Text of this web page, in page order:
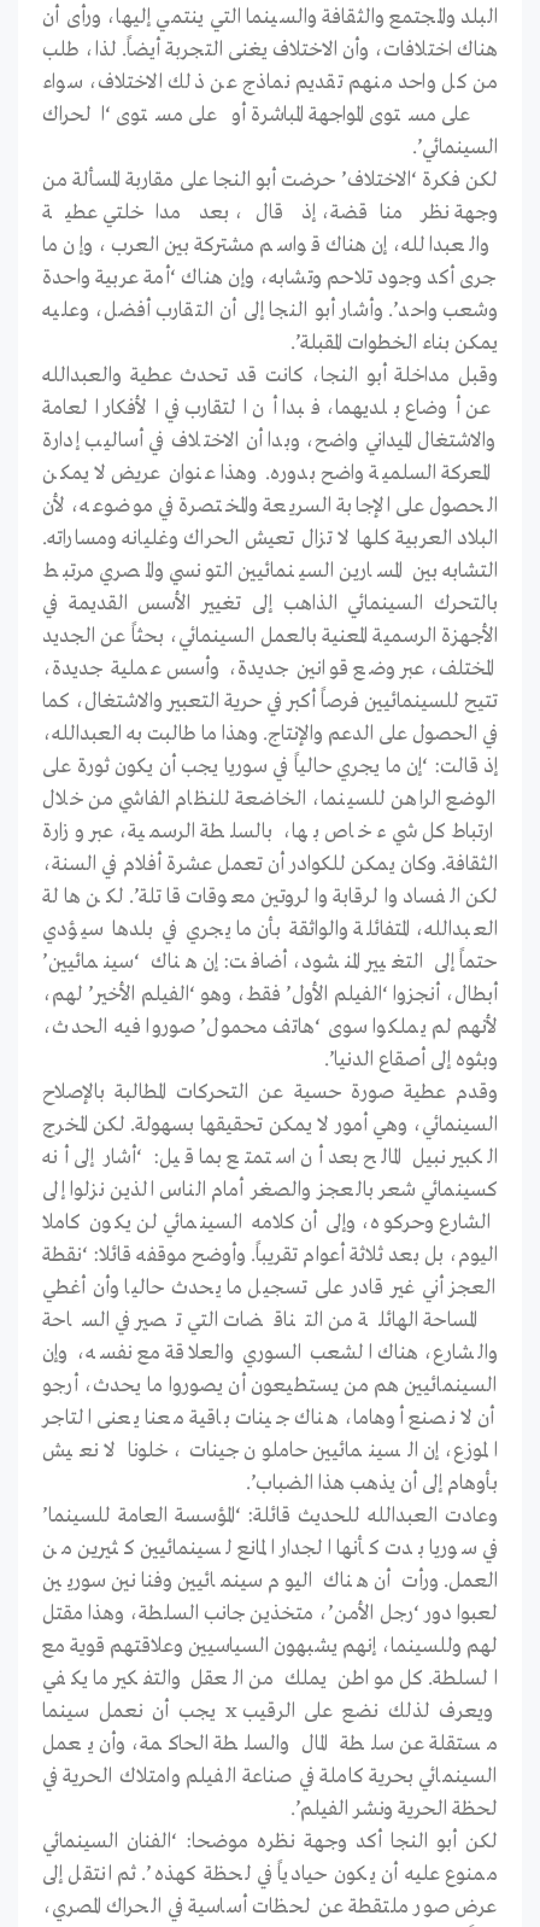
البلد والمجتمع والثقافة والسينما التي ينتمي إليها، ورأى أن
هناك اختلافات، وأن الاختلاف يغنى التجربة أيضاً. لذا، طلب
من كل واحد منهم تقديم نماذج عن ذلك الاختلاف، سواء
على مستوى المواجهة المباشرة أو على مستوى ‘الحراك
السينمائي’.
لكن فكرة ‘الاختلاف’ حرضت أبو النجا على مقاربة المسألة من
وجهة نظر مناقضة، إذ قال، بعد مداخلتي عطية
والعبدالله، إن هناك قواسم مشتركة بين العرب، وإن ما
جرى أكد وجود تلاحم وتشابه، وإن هناك ‘أمة عربية واحدة
وشعب واحد’. وأشار أبو النجا إلى أن التقارب أفضل، وعليه
يمكن بناء الخطوات المقبلة’.
وقبل مداخلة أبو النجا، كانت قد تحدث عطية والعبدالله
عن أوضاع بلديهما، فبدا أن التقارب في الأفكار العامة
والاشتغال الميداني واضح، وبدا أن الاختلاف في أساليب إدارة
المعركة السلمية واضح بدوره. وهذا عنوان عريض لا يمكن
الحصول على الإجابة السريعة والمختصرة في موضوعه، لأن
البلاد العربية كلها لا تزال تعيش الحراك وغليانه ومساراته.
التشابه بين المسارين السينمائيين التونسي والمصري مرتبط
بالتحرك السينمائي الذاهب إلى تغيير الأسس القديمة في
الأجهزة الرسمية المعنية بالعمل السينمائي، بحثاً عن الجديد
المختلف، عبر وضع قوانين جديدة، وأسس عملية جديدة،
تتيح للسينمائيين فرصاً أكبر في حرية التعبير والاشتغال، كما
في الحصول على الدعم والإنتاج. وهذا ما طالبت به العبدالله،
إذ قالت: ‘إن ما يجري حالياً في سوريا يجب أن يكون ثورة على
الوضع الراهن للسينما، الخاضعة للنظام الفاشي من خلال
ارتباط كل شيء خاص بها، بالسلطة الرسمية، عبر وزارة
الثقافة. وكان يمكن للكوادر أن تعمل عشرة أفلام في السنة،
لكن الفساد والرقابة والروتين معوقات قاتلة’. لكن هالة
العبدالله، المتفائلة والواثقة بأن ما يجري في بلدها سيؤدي
حتماً إلى التغيير المنشود، أضافت: إن هناك ‘سينمائيين’
أبطال، أنجزوا ‘الفيلم الأول’ فقط، وهو ‘الفيلم الأخير’ لهم،
لأنهم لم يملكوا سوى ‘هاتف محمول’ صوروا فيه الحدث،
وبثوه إلى أصقاع الدنيا’.
وقدم عطية صورة حسية عن التحركات المطالبة بالإصلاح
السينمائي، وهي أمور لا يمكن تحقيقها بسهولة. لكن المخرج
الكبير نبيل المالح بعد أن استمتع بما قيل: ‘أشار إلى أنه
كسينمائي شعر بالعجز والصغر أمام الناس الذين نزلوا إلى
الشارع وحركوه، وإلى أن كلامه السينمائي لن يكون كاملا
اليوم، بل بعد ثلاثة أعوام تقريباً. وأوضح موقفه قائلا: ‘نقطة
العجز أني غير قادر على تسجيل ما يحدث حاليا وأن أغطي
المساحة الهائلة من التناقضات التي تصير في الساحة
والشارع، هناك الشعب السوري والعلاقة مع نفسه، وإن
السينمائيين هم من يستطيعون أن يصوروا ما يحدث، أرجو
أن لا نصنع أوهاما، هناك جينات باقية معنا يعنى التاجر
الموزع، إن السينمائيين حاملون جينات، خلونا لا نعيش
بأوهام إلى أن يذهب هذا الضباب’.
وعادت العبدالله للحديث قائلة: ‘المؤسسة العامة للسينما’
في سوريا بدت كأنها الجدار المانع لسينمائيين كثيرين من
العمل. ورأت أن هناك اليوم سينمائيين وفنانين سوريين
لعبوا دور ‘رجل الأمن’، متخذين جانب السلطة، وهذا مقتل
لهم وللسينما، إنهم يشبهون السياسيين وعلاقتهم قوية مع
السلطة. كل مواطن يملك من العقل والتفكير ما يكفي
ويعرف لذلك نضع على الرقيب x يجب أن نعمل سينما
مستقلة عن سلطة المال والسلطة الحاكمة، وأن يعمل
السينمائي بحرية كاملة في صناعة الفيلم وامتلاك الحرية في
لحظة الحرية ونشر الفيلم’.
لكن أبو النجا أكد وجهة نظره موضحا: ‘الفنان السينمائي
ممنوع عليه أن يكون حيادياً في لحظة كهذه’. ثم انتقل إلى
عرض صور ملتقطة عن لحظات أساسية في الحراك المصري،